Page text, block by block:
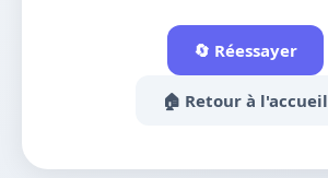
🔄 Réessayer
🏠 Retour à l'accueil